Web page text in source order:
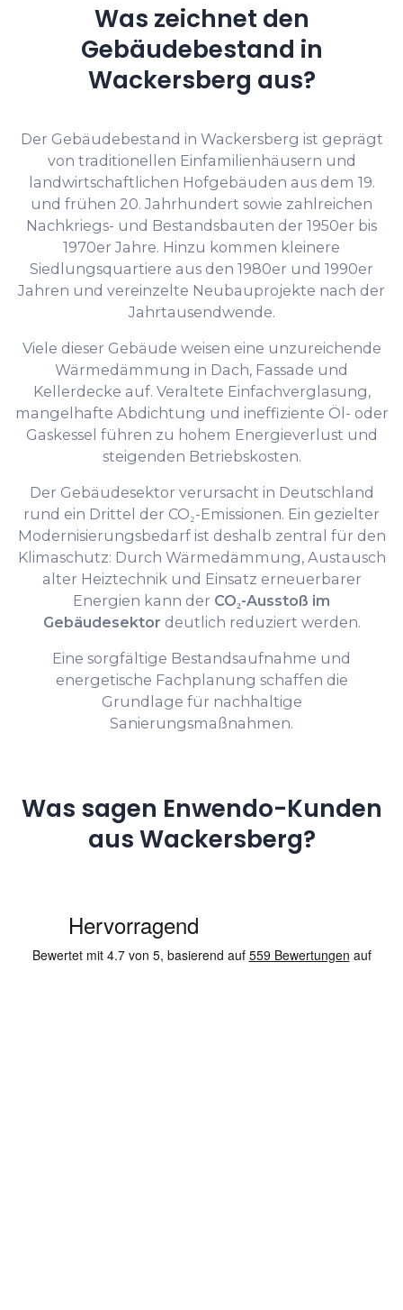
Was zeichnet den
Gebäudebestand in
Wackersberg aus?
Der Gebäudebestand in Wackersberg ist geprägt
von traditionellen Einfamilienhäusern und
landwirtschaftlichen Hofgebäuden aus dem 19.
und frühen 20. Jahrhundert sowie zahlreichen
Nachkriegs- und Bestandsbauten der 1950er bis
1970er Jahre. Hinzu kommen kleinere
Siedlungsquartiere aus den 1980er und 1990er
Jahren und vereinzelte Neubauprojekte nach der
Jahrtausendwende.
Viele dieser Gebäude weisen eine unzureichende
Wärmedämmung in Dach, Fassade und
Kellerdecke auf. Veraltete Einfachverglasung,
mangelhafte Abdichtung und ineffiziente Öl- oder
Gaskessel führen zu hohem Energieverlust und
steigenden Betriebskosten.
Der Gebäudesektor verursacht in Deutschland
rund ein Drittel der CO₂-Emissionen. Ein gezielter
Modernisierungsbedarf ist deshalb zentral für den
Klimaschutz: Durch Wärmedämmung, Austausch
alter Heiztechnik und Einsatz erneuerbarer
Energien kann der CO₂-Ausstoß im
Gebäudesektor deutlich reduziert werden.
Eine sorgfältige Bestandsaufnahme und
energetische Fachplanung schaffen die
Grundlage für nachhaltige
Sanierungsmaßnahmen.
Was sagen Enwendo-Kunden
aus Wackersberg?